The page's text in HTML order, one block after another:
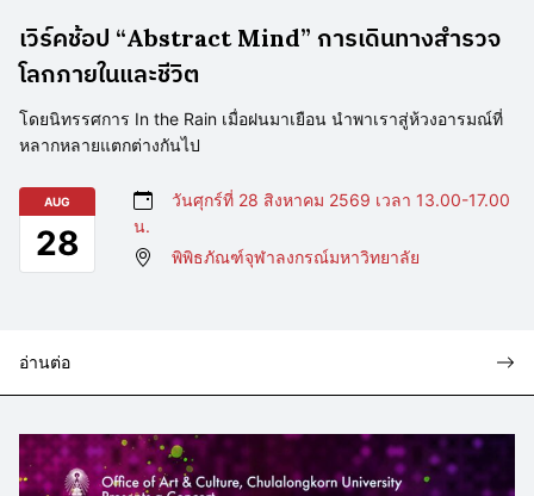
เวิร์คช้อป “Abstract Mind” การเดินทางสำรวจ
โลกภายในและชีวิต
โดยนิทรรศการ In the Rain เมื่อฝนมาเยือน นำพาเราสู่ห้วงอารมณ์ที่
หลากหลายแตกต่างกันไป
AUG
28
วันศุกร์ที่ 28 สิงหาคม 2569 เวลา 13.00-17.00
น.
พิพิธภัณฑ์จุฬาลงกรณ์มหาวิทยาลัย
อ่านต่อ